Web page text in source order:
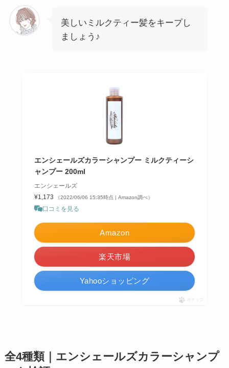
美しいミルクティー髪をキープし
ましょう♪
エンシェールズカラーシャンプー ミルクティーシ
ャンプー 200ml
エンシェールズ
¥1,173
（2022/06/06 15:35時点 | Amazon調べ）
口コミを見る
Amazon
楽天市場
Yahooショッピング
ポチップ
全4種類｜エンシェールズカラーシャンプ